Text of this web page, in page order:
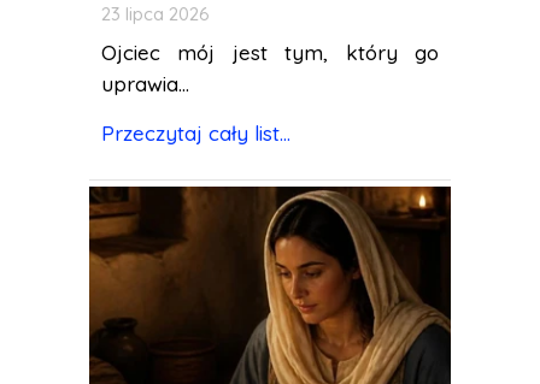
23 lipca 2026
Ojciec mój jest tym, który go
uprawia...
Przeczytaj cały list...